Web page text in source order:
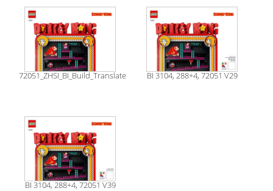
72051_ZHSI_BI_Build_Translate BI 3104, 288+4, 72051 V29
BI 3104, 288+4, 72051 V39